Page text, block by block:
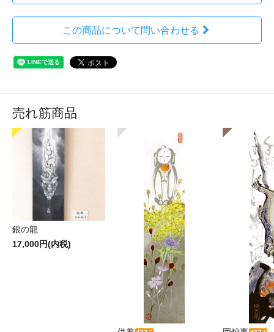
この商品について問い合わせる
売れ筋商品
銀の龍
17,000円(内税)